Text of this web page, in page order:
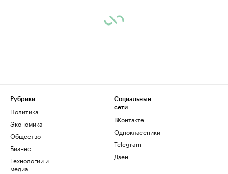
Рубрики
Политика
Экономика
Общество
Бизнес
Технологии и
медиа
Социальные
сети
ВКонтакте
Одноклассники
Telegram
Дзен